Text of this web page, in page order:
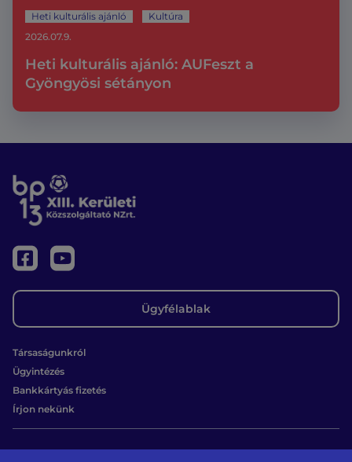
Heti kulturális ajánló Kultúra
Heti kulturális ajánló: AUFeszt a
Gyöngyösi sétányon
2026.07.9.
Ügyfélablak
Társaságunkról
Ügyintézés
Bankkártyás fizetés
Írjon nekünk
Kapcsolat